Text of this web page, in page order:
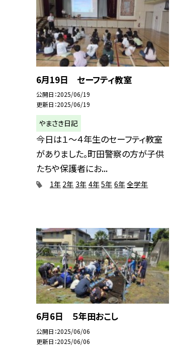
6月19日 セーフティ教室
公開日 2025/06/19
更新日 2025/06/19
やまさき日記
今日は１〜４年生のセーフティ教室
がありました。町田警察の方が子供
たちや保護者にお...
1年 2年 3年 4年5年 6年全学年
6月6日 ５年田おこし
公開日 2025/06/06
更新日 2025/06/06